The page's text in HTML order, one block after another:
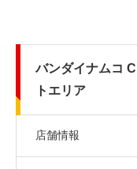
バンダイナムコ
トエリア
店舗情報